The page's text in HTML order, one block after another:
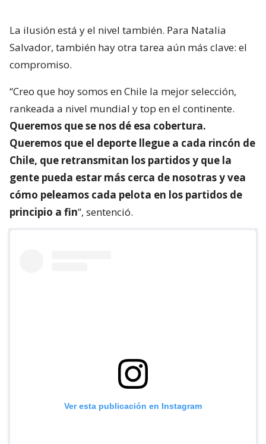
La ilusión está y el nivel también. Para Natalia
Salvador, también hay otra tarea aún más clave: el
compromiso.
“Creo que hoy somos en Chile la mejor selección,
rankeada a nivel mundial y top en el continente.
Queremos que se nos dé esa cobertura.
Queremos que el deporte llegue a cada rincón de
Chile, que retransmitan los partidos y que la
gente pueda estar más cerca de nosotras y vea
cómo peleamos cada pelota en los partidos de
principio a fin”, sentenció.
Ver esta publicación en Instagram